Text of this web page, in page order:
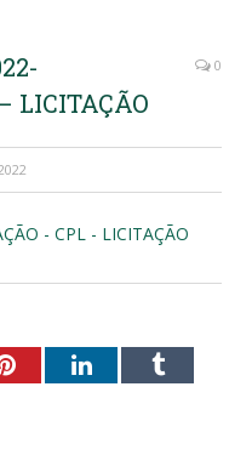
LICITAÇÃO
0
- CPL - LICITAÇÃO
PinterestLinkedInTumblr